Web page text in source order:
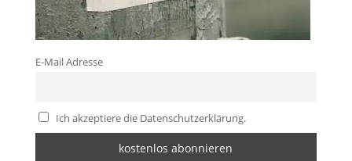
E-Mail Adresse
Ich akzeptiere die Datenschutzerklärung.